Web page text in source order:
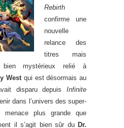
Rebirth
confirme une
nouvelle
relance des
titres mais
mystérieux relié à
Westqui est désormais au
disparu depuis Infinite
dans l’univers des super-
menace plus grande que
il s’agit bien sûr du Dr.